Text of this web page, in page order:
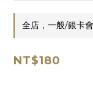
全店，一般/銀卡
NT$180